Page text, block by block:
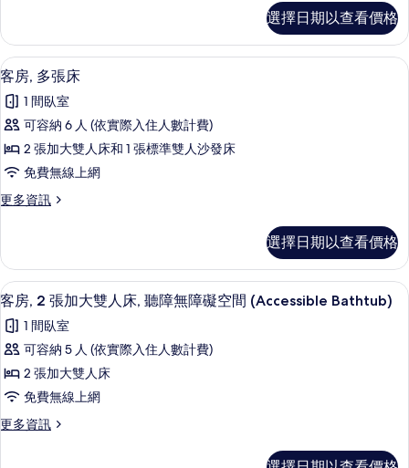
有
相
片
障
礙
浴
缸
的
所
有
相
障
礙
浴
缸
的
詳
情
雙
人
床
的
所
有
相
片
2
張
加
雙
人
的
詳
選擇日期以查看價格
顯
示
客
房,
多
床
所
有
相
片
客房, 多張床 | 客房內保險箱、書桌、
2
客房, 多張床
1 間臥室
可容納 6 人 (依實際入住人數計費)
2 張加大雙人床和 1 張標準雙人沙發床
免費無線上網
更多資訊
更
多
張
床
詳
情
選擇日期以查看價格
顯
示
客
房,
2
張
加
客房內保險箱、書桌、筆電工作空間
7
客房, 2 張加大雙人床, 聽障無障礙空間 (Accessible Bathtub)
1 間臥室
可容納 5 人 (依實際入住人數計費)
2 張加大雙人床
免費無線上網
更多資訊
更